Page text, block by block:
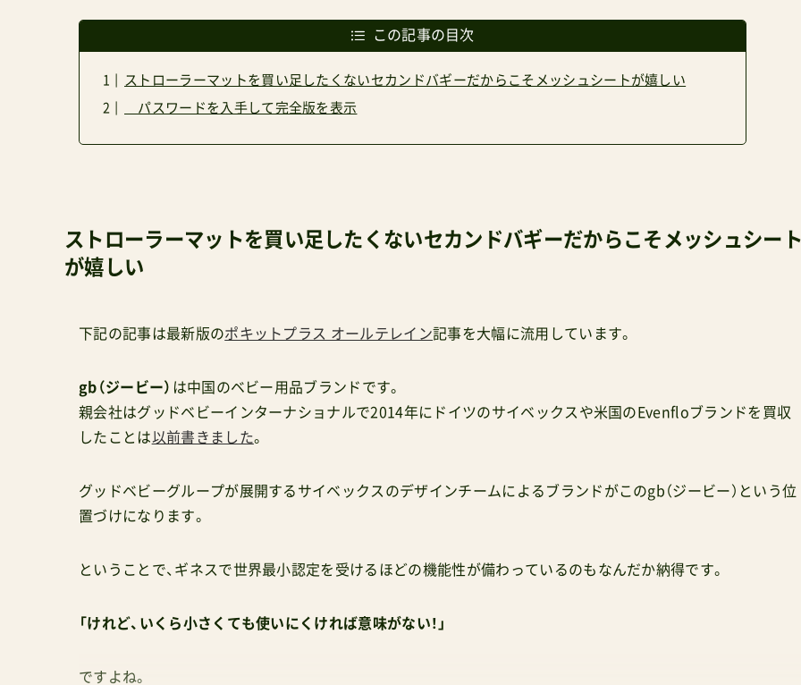
この記事の目次
ストローラーマットを買い足したくないセカンドバギーだからこそメッシュシートが嬉しい
パスワードを入手して完全版を表示
ストローラーマットを買い足したくないセカンドバギーだからこそメッシュシート
が嬉しい
下記の記事は最新版のポキットプラス オールテレイン記事を大幅に流用しています。
gb（ジービー） は中国のベビー用品ブランドです。
親会社はグッドベビーインターナショナルで2014年にドイツのサイベックスや米国のEvenfloブランドを買収
したことは 以前書きました。
グッドベビーグループが展開するサイベックスのデザインチームによるブランドがこのgb（ジービー）という位
置づけになります。
ということで、ギネスで世界最小認定を受けるほどの機能性が備わっているのもなんだか納得です。
「けれど、いくら小さくても使いにくければ意味がない！」
ですよね。